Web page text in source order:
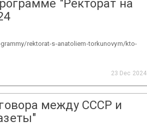
"Ректорат на
rektorat-s-anatoliem-torkunovym/kto-
23 Dec 2024
между СССР и